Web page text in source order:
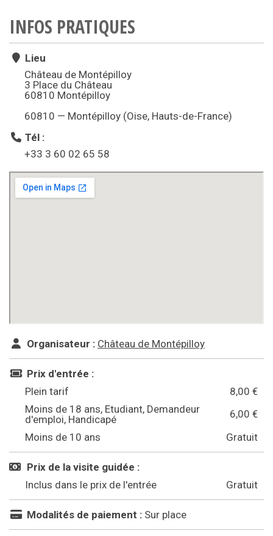
INFOS PRATIQUES
Lieu
Château de Montépilloy
3 Place du Château
60810 Montépilloy
60810 — Montépilloy (Oise, Hauts-de-France)
Tél :
+33 3 60 02 65 58
Organisateur : Château de Montépilloy
Prix d'entrée :
Plein tarif
8,00 €
Moins de 18 ans, Etudiant, Demandeur
d'emploi, Handicapé
6,00 €
Moins de 10 ans
Gratuit
Prix de la visite guidée :
Inclus dans le prix de l'entrée
Gratuit
Modalités de paiement : Sur place